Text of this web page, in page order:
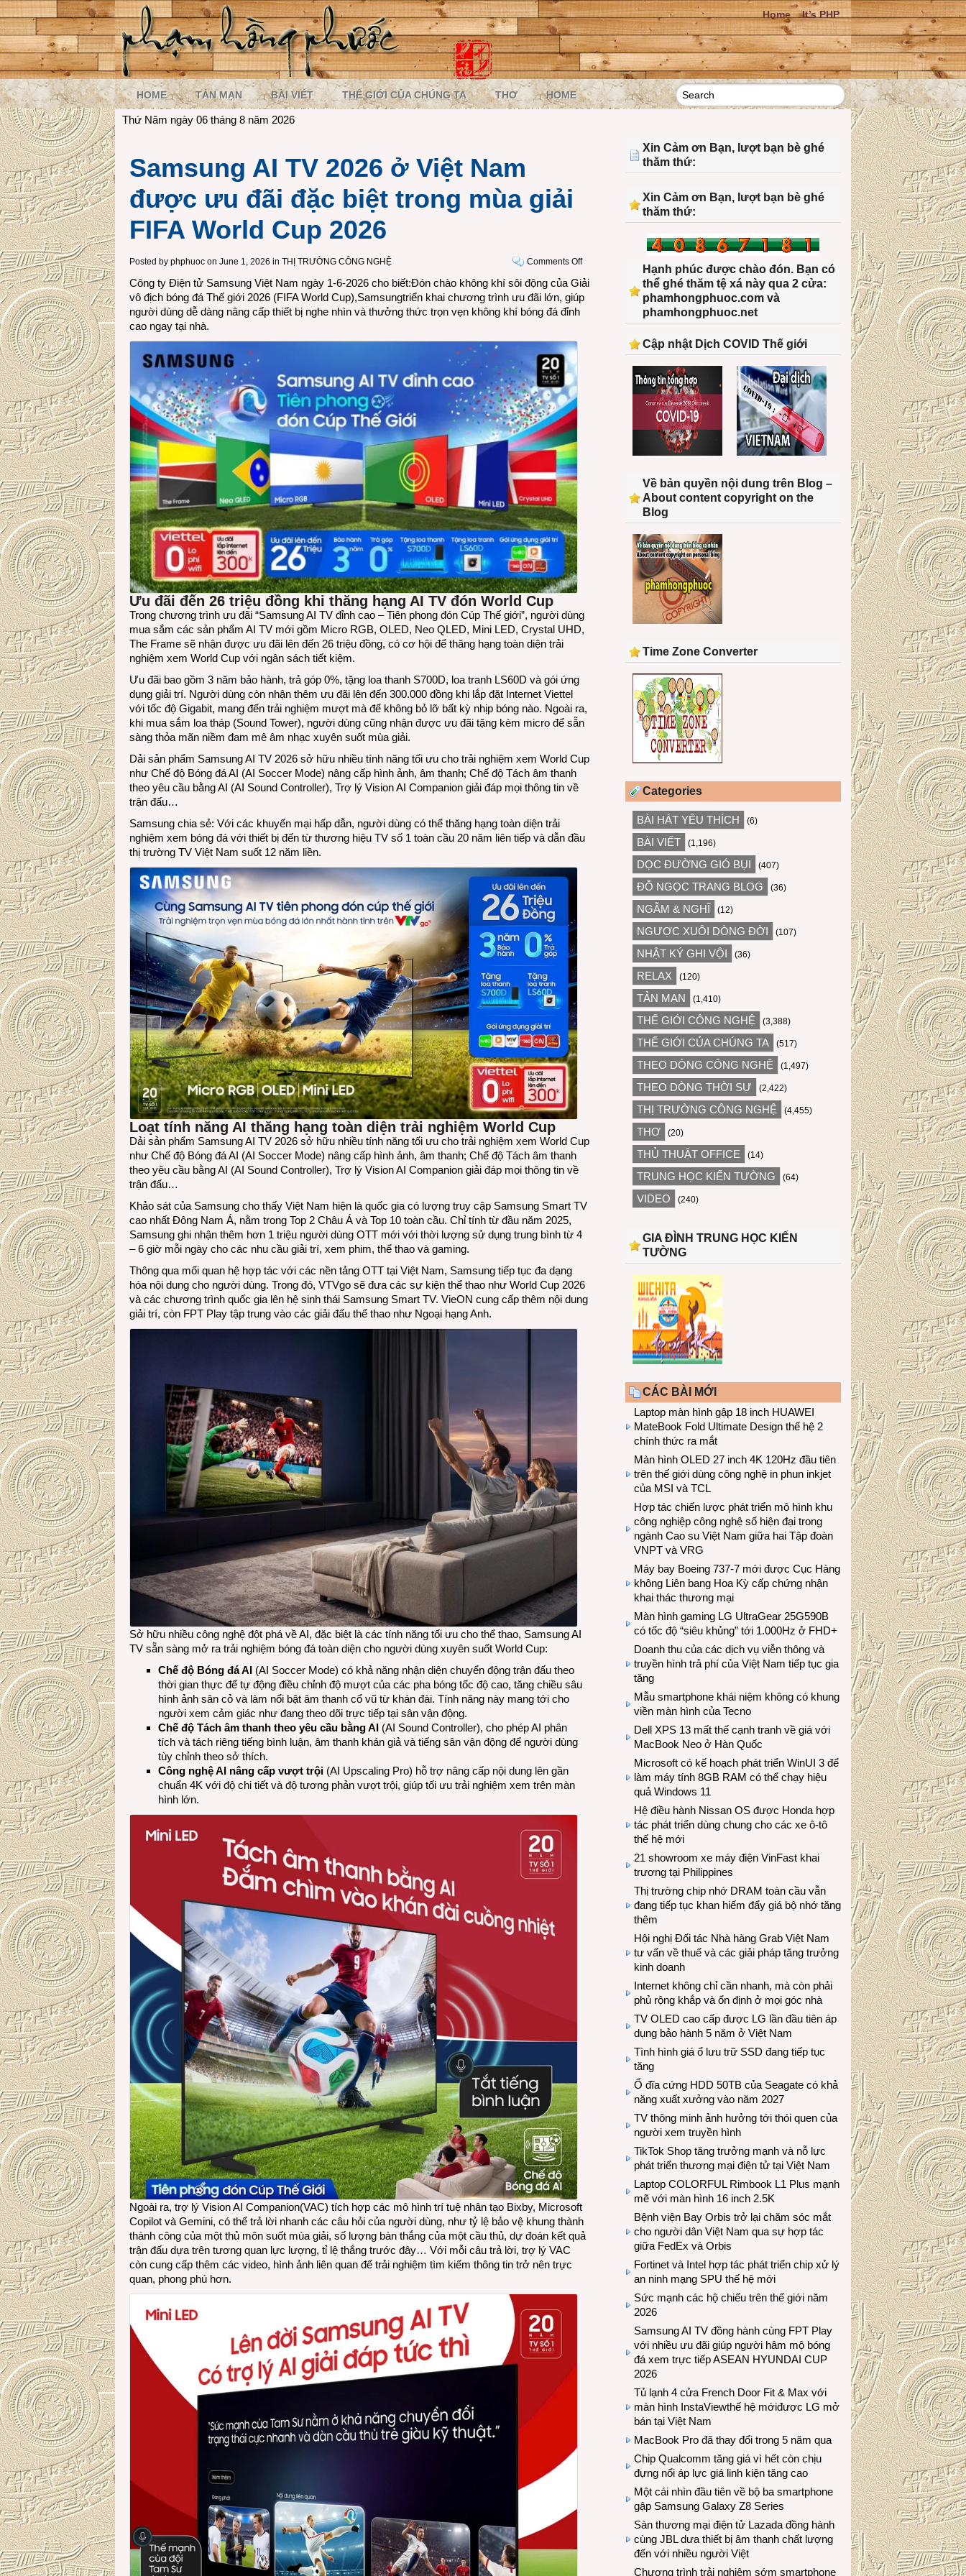
Home It’s PHP
HOME TẢN MẠN BÀI VIẾT THẾ GIỚI CỦA CHÚNG TA THƠ HOME
Thứ Năm ngày 06 tháng 8 năm 2026
Samsung AI TV 2026 ở Việt Nam
được ưu đãi đặc biệt trong mùa giải
FIFA World Cup 2026
Posted by phphuoc on June 1, 2026 in THỊ TRƯỜNG CÔNG NGHỆ Comments Offon
AI
TV
Công ty Điện tử Samsung Việt Nam ngày 1-6-2026 cho biết:Đón chào không khí sôi động của Giải
vô địch bóng đá Thế giới 2026 (FIFA World Cup),Samsungtriển khai chương trình ưu đãi lớn, giúp
người dùng dễ dàng nâng cấp thiết bị nghe nhìn và thưởng thức trọn vẹn không khí bóng đá đỉnh
cao ngay tại nhà.
Ưu đãi đến 26 triệu đồng khi thăng hạng AI TV đón World Cup
Trong chương trình ưu đãi “Samsung AI TV đỉnh cao – Tiên phong đón Cúp Thế giới”, người dùng
mua sắm các sản phẩm AI TV mới gồm Micro RGB, OLED, Neo QLED, Mini LED, Crystal UHD,
The Frame sẽ nhận được ưu đãi lên đến 26 triệu đồng, có cơ hội để thăng hạng toàn diện trải
nghiệm xem World Cup với ngân sách tiết kiệm.
Ưu đãi bao gồm 3 năm bảo hành, trả góp 0%, tặng loa thanh S700D, loa tranh LS60D và gói ứng
dụng giải trí. Người dùng còn nhận thêm ưu đãi lên đến 300.000 đồng khi lắp đặt Internet Viettel
với tốc độ Gigabit, mang đến trải nghiệm mượt mà để không bỏ lỡ bất kỳ nhịp bóng nào. Ngoài ra,
khi mua sắm loa tháp (Sound Tower), người dùng cũng nhận được ưu đãi tặng kèm micro để sẵn
sàng thỏa mãn niềm đam mê âm nhạc xuyên suốt mùa giải.
Dải sản phẩm Samsung AI TV 2026 sở hữu nhiều tính năng tối ưu cho trải nghiệm xem World Cup
như Chế độ Bóng đá AI (AI Soccer Mode) nâng cấp hình ảnh, âm thanh; Chế độ Tách âm thanh
theo yêu cầu bằng AI (AI Sound Controller), Trợ lý Vision AI Companion giải đáp mọi thông tin về
trận đấu…
Samsung chia sẻ: Với các khuyến mại hấp dẫn, người dùng có thể thăng hạng toàn diện trải
nghiệm xem bóng đá với thiết bị đến từ thương hiệu TV số 1 toàn cầu 20 năm liên tiếp và dẫn đầu
thị trường TV Việt Nam suốt 12 năm liền.
Loạt tính năng AI thăng hạng toàn diện trải nghiệm World Cup
Dải sản phẩm Samsung AI TV 2026 sở hữu nhiều tính năng tối ưu cho trải nghiệm xem World Cup
như Chế độ Bóng đá AI (AI Soccer Mode) nâng cấp hình ảnh, âm thanh; Chế độ Tách âm thanh
theo yêu cầu bằng AI (AI Sound Controller), Trợ lý Vision AI Companion giải đáp mọi thông tin về
trận đấu…
Khảo sát của Samsung cho thấy Việt Nam hiện là quốc gia có lượng truy cập Samsung Smart TV
cao nhất Đông Nam Á, nằm trong Top 2 Châu Á và Top 10 toàn cầu. Chỉ tính từ đầu năm 2025,
Samsung ghi nhận thêm hơn 1 triệu người dùng OTT mới với thời lượng sử dụng trung bình từ 4
– 6 giờ mỗi ngày cho các nhu cầu giải trí, xem phim, thể thao và gaming.
Thông qua mối quan hệ hợp tác với các nền tảng OTT tại Việt Nam, Samsung tiếp tục đa dạng
hóa nội dung cho người dùng. Trong đó, VTVgo sẽ đưa các sự kiện thể thao như World Cup 2026
và các chương trình quốc gia lên hệ sinh thái Samsung Smart TV. VieON cung cấp thêm nội dung
giải trí, còn FPT Play tập trung vào các giải đấu thể thao như Ngoại hạng Anh.
Sở hữu nhiều công nghệ đột phá về AI, đặc biệt là các tính năng tối ưu cho thể thao, Samsung AI
TV sẵn sàng mở ra trải nghiệm bóng đá toàn diện cho người dùng xuyên suốt World Cup:
Chế độ Bóng đá AI (AI Soccer Mode) có khả năng nhận diện chuyển động trận đấu theo
thời gian thực để tự động điều chỉnh độ mượt của các pha bóng tốc độ cao, tăng chiều sâu
hình ảnh sân cỏ và làm nổi bật âm thanh cổ vũ từ khán đài. Tính năng này mang tới cho
người xem cảm giác như đang theo dõi trực tiếp tại sân vận động.
Chế độ Tách âm thanh theo yêu cầu bằng AI (AI Sound Controller), cho phép AI phân
tích và tách riêng tiếng bình luận, âm thanh khán giả và tiếng sân vận động để người dùng
tùy chỉnh theo sở thích.
Công nghệ AI nâng cấp vượt trội (AI Upscaling Pro) hỗ trợ nâng cấp nội dung lên gần
chuẩn 4K với độ chi tiết và độ tương phản vượt trội, giúp tối ưu trải nghiệm xem trên màn
hình lớn.
Ngoài ra, trợ lý Vision AI Companion(VAC) tích hợp các mô hình trí tuệ nhân tạo Bixby, Microsoft
Copilot và Gemini, có thể trả lời nhanh các câu hỏi của người dùng, như tỷ lệ bảo vệ khung thành
thành công của một thủ môn suốt mùa giải, số lượng bàn thắng của một cầu thủ, dự đoán kết quả
trận đấu dựa trên tương quan lực lượng, tỉ lệ thắng trước đây… Với mỗi câu trả lời, trợ lý VAC
còn cung cấp thêm các video, hình ảnh liên quan để trải nghiệm tìm kiếm thông tin trở nên trực
quan, phong phú hơn.
Xin Cảm ơn Bạn, lượt bạn bè ghé
thăm thứ:
Xin Cảm ơn Bạn, lượt bạn bè ghé
thăm thứ:
Hạnh phúc được chào đón. Bạn có
thể ghé thăm tệ xá này qua 2 cửa:
phamhongphuoc.com và
phamhongphuoc.net
Cập nhật Dịch COVID Thế giới
Về bản quyền nội dung trên Blog –
About content copyright on the
Blog
Time Zone Converter
Categories
BÀI HÁT YÊU THÍCH (6)
BÀI VIẾT (1,196)
DỌC ĐƯỜNG GIÓ BỤI (407)
ĐỖ NGỌC TRANG BLOG (36)
NGẪM & NGHĨ (12)
NGƯỢC XUÔI DÒNG ĐỜI (107)
NHẬT KÝ GHI VỘI (36)
RELAX (120)
TẢN MẠN (1,410)
THẾ GIỚI CÔNG NGHỆ (3,388)
THẾ GIỚI CỦA CHÚNG TA (517)
THEO DÒNG CÔNG NGHỆ (1,497)
THEO DÒNG THỜI SỰ (2,422)
THỊ TRƯỜNG CÔNG NGHỆ (4,455)
THƠ (20)
THỦ THUẬT OFFICE (14)
TRUNG HỌC KIẾN TƯỜNG (64)
VIDEO (240)
GIA ĐÌNH TRUNG HỌC KIẾN
TƯỜNG
CÁC BÀI MỚI
Laptop màn hình gập 18 inch HUAWEI
MateBook Fold Ultimate Design thế hệ 2
chính thức ra mắt
Màn hình OLED 27 inch 4K 120Hz đầu tiên
trên thế giới dùng công nghệ in phun inkjet
của MSI và TCL
Hợp tác chiến lược phát triển mô hình khu
công nghiệp công nghệ số hiện đại trong
ngành Cao su Việt Nam giữa hai Tập đoàn
VNPT và VRG
Máy bay Boeing 737-7 mới được Cục Hàng
không Liên bang Hoa Kỳ cấp chứng nhận
khai thác thương mại
Màn hình gaming LG UltraGear 25G590B
có tốc độ “siêu khủng” tới 1.000Hz ở FHD+
Doanh thu của các dịch vụ viễn thông và
truyền hình trả phí của Việt Nam tiếp tục gia
tăng
Mẫu smartphone khái niệm không có khung
viền màn hình của Tecno
Dell XPS 13 mất thế cạnh tranh về giá với
MacBook Neo ở Hàn Quốc
Microsoft có kế hoạch phát triển WinUI 3 để
làm máy tính 8GB RAM có thể chạy hiệu
quả Windows 11
Hệ điều hành Nissan OS được Honda hợp
tác phát triển dùng chung cho các xe ô-tô
thế hệ mới
21 showroom xe máy điện VinFast khai
trương tại Philippines
Thị trường chip nhớ DRAM toàn cầu vẫn
đang tiếp tục khan hiếm đẩy giá bộ nhớ tăng
thêm
Hội nghị Đối tác Nhà hàng Grab Việt Nam
tư vấn về thuế và các giải pháp tăng trưởng
kinh doanh
Internet không chỉ cần nhanh, mà còn phải
phủ rộng khắp và ổn định ở mọi góc nhà
TV OLED cao cấp được LG lần đầu tiên áp
dụng bảo hành 5 năm ở Việt Nam
Tình hình giá ổ lưu trữ SSD đang tiếp tục
tăng
Ổ đĩa cứng HDD 50TB của Seagate có khả
năng xuất xưởng vào năm 2027
TV thông minh ảnh hưởng tới thói quen của
người xem truyền hình
TikTok Shop tăng trưởng mạnh và nỗ lực
phát triển thương mại điện tử tại Việt Nam
Laptop COLORFUL Rimbook L1 Plus mạnh
mẽ với màn hình 16 inch 2.5K
Bệnh viện Bay Orbis trở lại chăm sóc mắt
cho người dân Việt Nam qua sự hợp tác
giữa FedEx và Orbis
Fortinet và Intel hợp tác phát triển chip xử lý
an ninh mạng SPU thế hệ mới
Sức mạnh các hộ chiếu trên thế giới năm
2026
Samsung AI TV đồng hành cùng FPT Play
với nhiều ưu đãi giúp người hâm mộ bóng
đá xem trực tiếp ASEAN HYUNDAI CUP
2026
Tủ lạnh 4 cửa French Door Fit & Max với
màn hình InstaViewthế hệ mớiđược LG mở
bán tại Việt Nam
MacBook Pro đã thay đổi trong 5 năm qua
Chip Qualcomm tăng giá vì hết còn chịu
đựng nổi áp lực giá linh kiện tăng cao
Một cái nhìn đầu tiên về bộ ba smartphone
gập Samsung Galaxy Z8 Series
Sàn thương mại điện tử Lazada đồng hành
cùng JBL dưa thiết bị âm thanh chất lượng
đến với nhiều người Việt
Chương trình trải nghiệm sớm smartphone